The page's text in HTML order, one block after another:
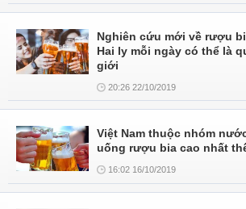
Nghiên cứu mới về rượu
Hai ly mỗi ngày có thể là
giới
20:26 22/10/2019
Việt Nam thuộc nhóm
uống rượu bia cao nhất
16:02 16/10/2019